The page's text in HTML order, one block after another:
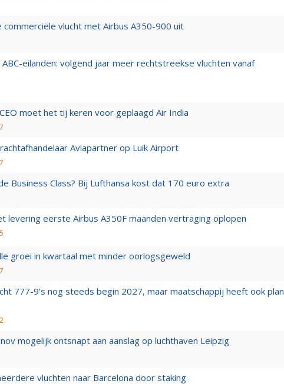
vlucht met Airbus A350-900 uit
eilanden: volgend jaar meer rechtstreekse vluchten vanaf
moet het tij keren voor geplaagd Air India
Aviapartner op Luik Airport
Business Class? Bij Lufthansa kost dat 170 euro extra
levering eerste Airbus A350F maanden vertraging oplopen
groei in kwartaal met minder oorlogsgeweld
777-9’s nog steeds begin 2027, maar maatschappij heeft ook plan
mogelijk ontsnapt aan aanslag op luchthaven Leipzig
vluchten naar Barcelona door staking